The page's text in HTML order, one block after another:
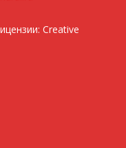
Creative